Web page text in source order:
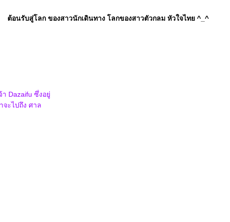
ต้อนรับสู่โลก ของสาวนักเดินทาง โลกของสาวตัวกลม หัวใจไทย ^_^
Dazaifu ซึ่งอยู่
จะไปถึง ศาล